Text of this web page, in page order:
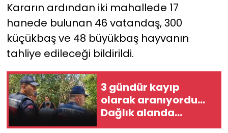
Kararın ardından iki mahallede 17
hanede bulunan 46 vatandaş, 300
küçükbaş ve 48 büyükbaş hayvanın
tahliye edileceği bildirildi.
3 gündür kayıp
olarak aranıyordu...
Dağlık alanda
bulundu